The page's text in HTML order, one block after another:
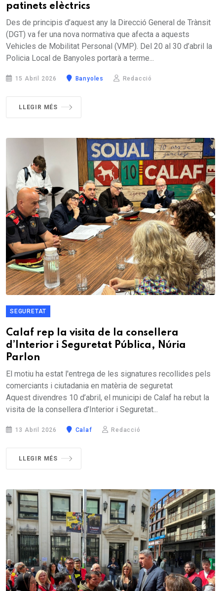
patinets elèctrics
Des de principis d’aquest any la Direcció General de Trànsit
(DGT) va fer una nova normativa que afecta a aquests
Vehicles de Mobilitat Personal (VMP). Del 20 al 30 d’abril la
Policia Local de Banyoles portarà a terme...
15 Abril 2026 Banyoles Redacció
LLEGIR MÉS
SEGURETAT
Calaf rep la visita de la consellera
d’Interior i Seguretat Pública, Núria
Parlon
El motiu ha estat l'entrega de les signatures recollides pels
comerciants i ciutadania en matèria de seguretat
Aquest divendres 10 d’abril, el municipi de Calaf ha rebut la
visita de la consellera d’Interior i Seguretat...
13 Abril 2026 Calaf Redacció
LLEGIR MÉS